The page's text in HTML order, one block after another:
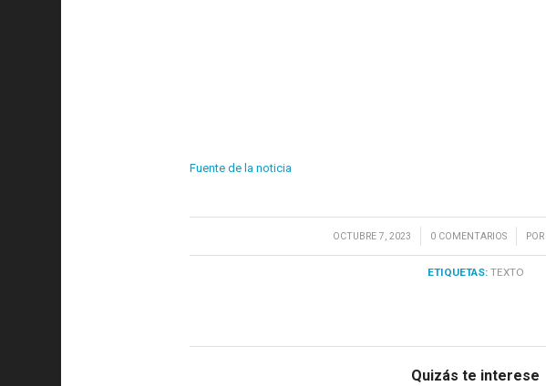
Fuente de la noticia
OCTUBRE 7, 2023
/ 0 COMENTARIOS
/ POR
ETIQUETAS: TEXTO
Quizás te interese